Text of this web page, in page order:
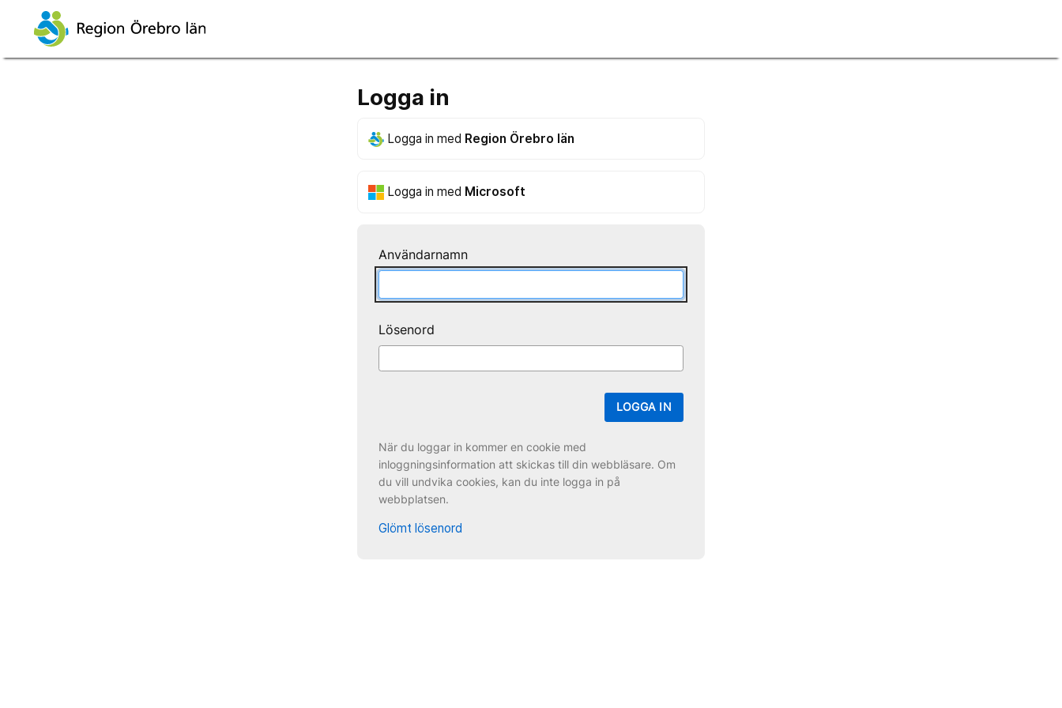
Logga in
Logga in med Region Örebro län
Logga in med Microsoft
Användarnamn
Lösenord
LOGGA IN
När du loggar in kommer en cookie med
inloggningsinformation att skickas till din webbläsare. Om
du vill undvika cookies, kan du inte logga in på
webbplatsen.
Glömt lösenord